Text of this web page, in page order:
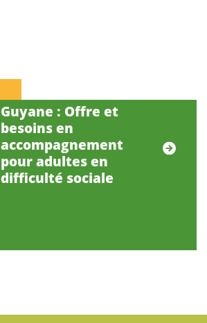
Guyane : Offre et
besoins en
accompagnement
pour adultes en
difficulté sociale